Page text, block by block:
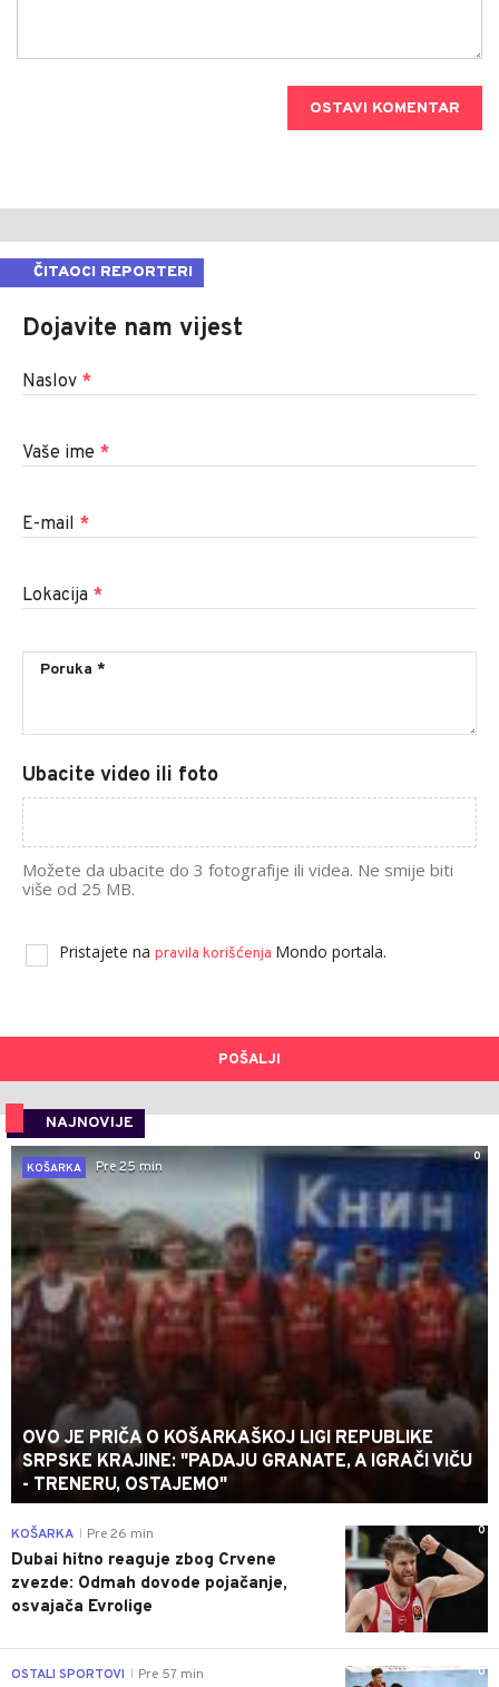
OSTAVI KOMENTAR
ČITAOCI REPORTERI
Dojavite nam vijest
Naslov *
Vaše ime *
E-mail *
Lokacija *
Ubacite video ili foto
Možete da ubacite do 3 fotografije ili videa. Ne smije biti
više od 25 MB.
Pristajete na pravila korišćenja Mondo portala.
POŠALJI
NAJNOVIJE
0
KOŠARKA
Pre 25 min
OVO JE PRIČA O KOŠARKAŠKOJ LIGI REPUBLIKE
SRPSKE KRAJINE: "PADAJU GRANATE, A IGRAČI VIČU
- TRENERU, OSTAJEMO"
0
KOŠARKA Pre 26 min
Dubai hitno reaguje zbog Crvene
zvezde: Odmah dovode pojačanje,
osvajača Evrolige
0
OSTALI SPORTOVI Pre 57 min